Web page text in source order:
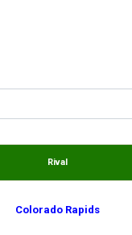
Rival
Colorado Rapids